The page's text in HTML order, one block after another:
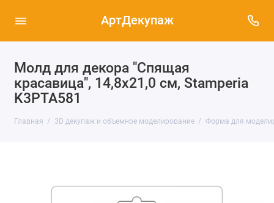
АртДекупаж
Молд для декора "Спящая
красавица", 14,8х21,0 см, Stamperia
K3PTA581
Главная 3D декупаж и объемное моделирование Форма для